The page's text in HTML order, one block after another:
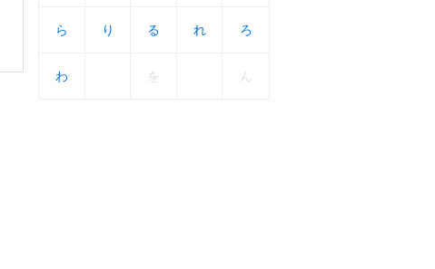
ら
ら り
り る
る れ
れ ろ
ろ
わ
わ を ん